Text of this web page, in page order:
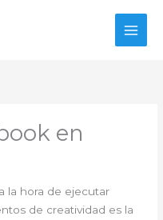
en
la hora de ejecutar
de creatividad es la